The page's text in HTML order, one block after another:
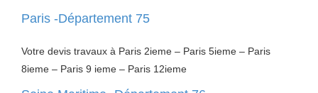
Paris -Département 75
Votre devis travaux à Paris 2ieme – Paris 5ieme – Paris
8ieme – Paris 9 ieme – Paris 12ieme